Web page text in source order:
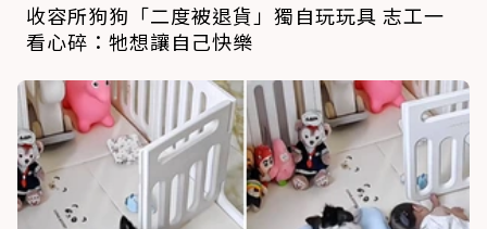
收容所狗狗「二度被退貨」獨自玩玩具 志工一
看心碎：牠想讓自己快樂